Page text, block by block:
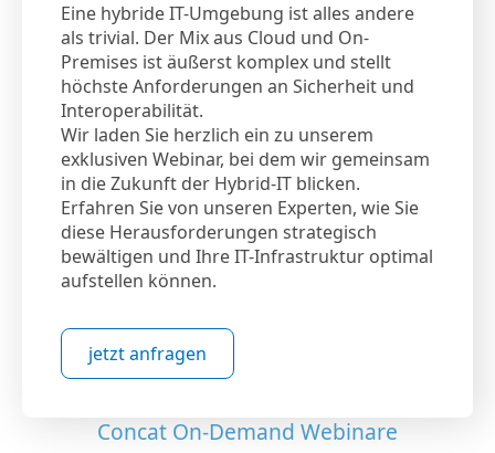
Eine hybride IT-Umgebung ist alles andere
als trivial. Der Mix aus Cloud und On-
Premises ist äußerst komplex und stellt
höchste Anforderungen an Sicherheit und
Interoperabilität.
Wir laden Sie herzlich ein zu unserem
exklusiven Webinar, bei dem wir gemeinsam
in die Zukunft der Hybrid-IT blicken.
Erfahren Sie von unseren Experten, wie Sie
diese Herausforderungen strategisch
bewältigen und Ihre IT-Infrastruktur optimal
aufstellen können.
jetzt anfragen
Concat On-Demand Webinare